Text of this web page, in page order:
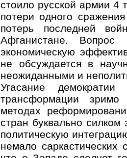
стоило русской армии 4
потери одного
потерь последней
Афганистане.
экономическую
не обсуждается в
неожиданными и
Угасание демократии
трансформации
методах
стран буквально силком
политическую
немало саркастических